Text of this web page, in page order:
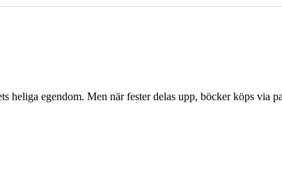
heliga egendom. Men när fester delas upp, böcker köps